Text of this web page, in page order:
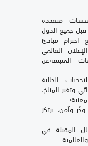
متعددة
قبل جميع الدول
احترام مبادئ
العالمي
المنبثقةعن
الحالية
وتغير المناخ،
وآمن، يرتكز
المقبلة في